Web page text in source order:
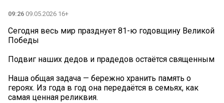
09:26 09.05.2026 16+
Сегодня весь мир празднует 81-ю годовщину Великой
Победы
Подвиг наших дедов и прадедов остаётся священным
Наша общая задача — бережно хранить память о
героях. Из года в год она передаётся в семьях, как
самая ценная реликвия.